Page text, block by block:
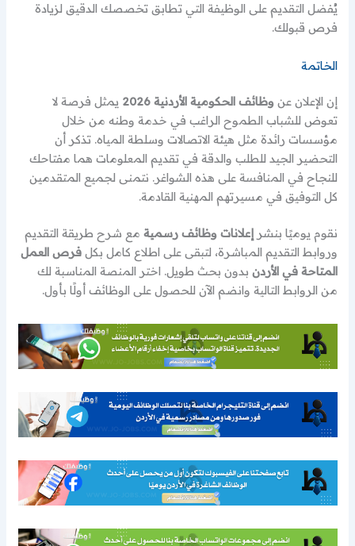
يُفضل التقديم على الوظيفة التي تطابق تخصصك الدقيق لزيادة
فرص قبولك.
الخاتمة
إن الإعلان عنوظائف الحكومية الأردنية 2026
يمثل فرصة لا
تعوض للشباب الطموح الراغب في خدمة وطنه من خلال
مؤسسات رائدة مثل هيئة الاتصالات وسلطة المياه. تذكر أن
التحضير الجيد للطلب والدقة في تقديم المعلومات هما مفتاحك
للنجاح في المنافسة على هذه الشواغر. نتمنى لجميع المتقدمين
كل التوفيق في مسيرتهم المهنية القادمة.
نقوم يوميًا بنشرإعلانات وظائف رسمية مع شرح طريقة التقديم
وروابط التقديم المباشرة، لتبقى على اطلاع كامل بكلفرص العمل
المتاحة في الأردن بدون بحث طويل. اختر المنصة المناسبة لك
من الروابط التالية وانضم الآن للحصول على الوظائف أولًا بأول.